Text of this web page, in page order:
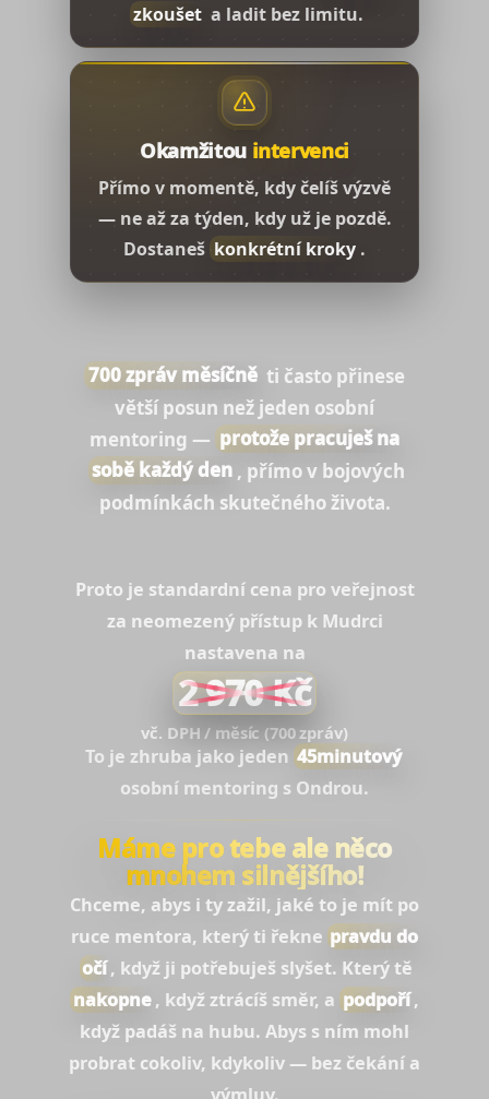
zkoušet a ladit bez limitu.
Okamžitou intervenci
Přímo v momentě, kdy čelíš výzvě
— ne až za týden, kdy už je pozdě.
Dostaneš konkrétní kroky .
700 zpráv měsíčně ti často přinese
větší posun než jeden osobní
mentoring — protože pracuješ na
sobě každý den , přímo v bojových
podmínkách skutečného života.
Proto je standardní cena pro veřejnost
za neomezený přístup k Mudrci
nastavena na
2 970 Kč
vč. DPH / měsíc (700 zpráv)
To je zhruba jako jeden 45minutový
osobní mentoring s Ondrou.
Máme pro tebe ale něco
mnohem silnějšího!
Chceme, abys i ty zažil, jaké to je mít po
ruce mentora, který ti řekne pravdu do
očí, když ji potřebuješ slyšet. Který tě
nakopne, když ztrácíš směr, a podpoří,
když padáš na hubu. Abys s ním mohl
probrat cokoliv, kdykoliv — bez čekání a